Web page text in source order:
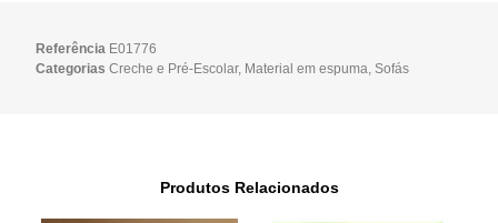
Referência E01776
Categorias Creche e Pré-Escolar, Material em espuma ,Sofás
Produtos Relacionados